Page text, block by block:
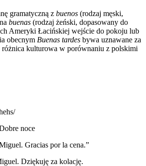
gramatyczną z buenos (rodzaj męski,
buenas (rodzaj żeński, dopasowany do
Ameryki Łacińskiej wejście do pokoju lub
obecnym Buenas tardes bywa uznawane za
różnica kulturowa w porównaniu z polskimi
/
noce
Gracias por la cena.”
Dziękuję za kolację.